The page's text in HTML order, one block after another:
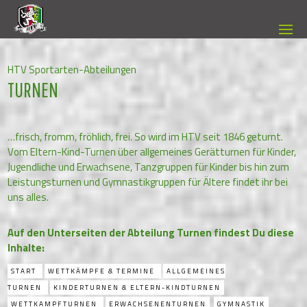
HTV Sportarten-Abteilungen
TURNEN
…frisch, fromm, fröhlich, frei. So wird im HTV seit 1846 geturnt.
Vom Eltern-Kind-Turnen über allgemeines Gerätturnen für Kinder,
Jugendliche und Erwachsene, Tanzgruppen für Kinder bis hin zum
Leistungsturnen und Gymnastikgruppen für Ältere findet ihr bei
uns alles.
Auf den Unterseiten der Abteilung Turnen findest Du diese
Inhalte:
START WETTKÄMPFE & TERMINE
ALLGEMEINES
TURNEN
KINDERTURNEN & ELTERN-KINDTURNEN
WETTKAMPFTURNEN
ERWACHSENENTURNEN
GYMNASTIK